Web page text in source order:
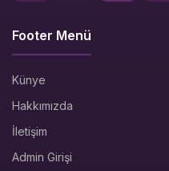
Footer Menü
Künye
Hakkımızda
İletişim
Admin Girişi